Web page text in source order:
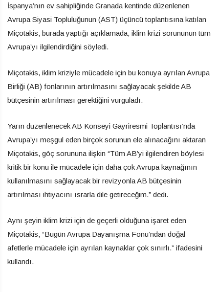
İspanya’nın ev sahipliğinde Granada kentinde düzenlenen
Avrupa Siyasi Topluluğunun (AST) üçüncü toplantısına katılan
Miçotakis, burada yaptığı açıklamada, iklim krizi sorununun tüm
Avrupa’yı ilgilendirdiğini söyledi.
Miçotakis, iklim kriziyle mücadele için bu konuya ayrılan Avrupa
Birliği (AB) fonlarının artırılmasını sağlayacak şekilde AB
bütçesinin artırılması gerektiğini vurguladı.
Yarın düzenlenecek AB Konseyi Gayriresmi Toplantısı’nda
Avrupa’yı meşgul eden birçok sorunun ele alınacağını aktaran
Miçotakis, göç sorununa ilişkin “Tüm AB’yi ilgilendiren böylesi
kritik bir konu ile mücadele için daha çok Avrupa kaynağının
kullanılmasını sağlayacak bir revizyonla AB bütçesinin
artırılması ihtiyacını ısrarla dile getireceğim.” dedi.
Aynı şeyin iklim krizi için de geçerli olduğuna işaret eden
Miçotakis, “Bugün Avrupa Dayanışma Fonu’ndan doğal
afetlerle mücadele için ayrılan kaynaklar çok sınırlı.” ifadesini
kullandı.